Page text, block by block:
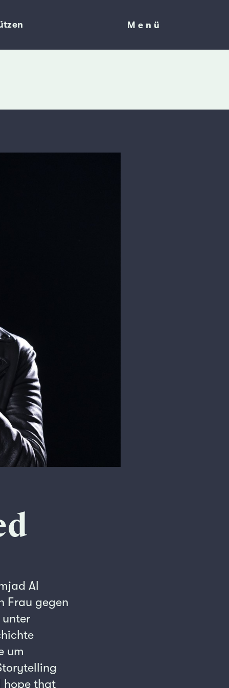
Menü
Menü
Al
Frau gegen
um
hope that